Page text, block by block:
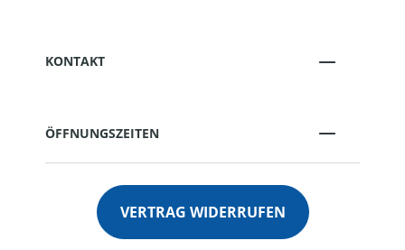
KONTAKT
ÖFFNUNGSZEITEN
VERTRAG WIDERRUFEN